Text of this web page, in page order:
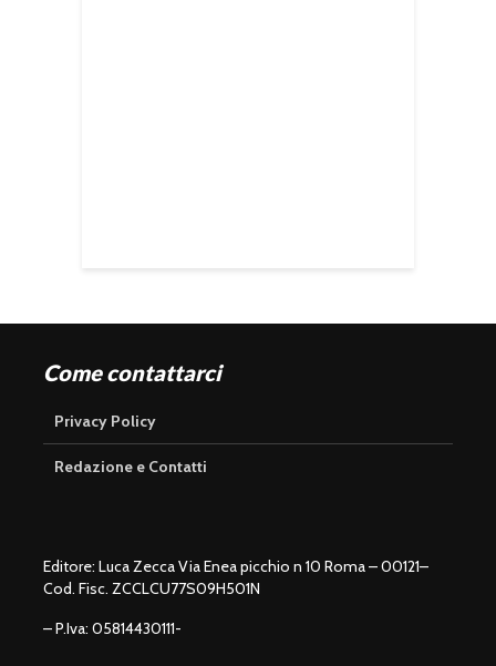
Come contattarci
Privacy Policy
Redazione e Contatti
Editore: Luca Zecca Via Enea picchio n 10 Roma – 00121–
Cod. Fisc. ZCCLCU77S09H501N
– P.Iva: 05814430111-